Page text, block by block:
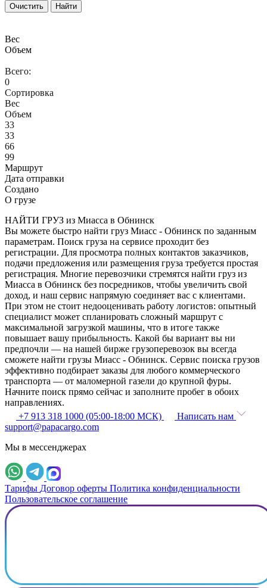
Очистить Найти
Вес
Объем
Всего:
0
Сортировка
Вес
Объем
33
33
66
99
Маршрут
Дата отправки
Создано
О грузе
НАЙТИ ГРУЗ из Миасса в Обнинск
Вы можете быстро найти груз Миасс - Обнинск по заданным
параметрам. Поиск груза на сервисе проходит без
регистрации. Для просмотра полных контактов заказчиков,
подачи предложения или размещения груза требуется простая
регистрация. Многие перевозчики стремятся найти груз из
Миасса в Обнинск без посредников, чтобы увеличить свой
доход, и наш сервис напрямую соединяет вас с клиентами.
При этом не стоит недооценивать работу логистов: опытный
специалист может спланировать сложный маршрут с
максимальной загрузкой машины, что в итоге также
повышает вашу прибыльность. Какой бы вариант вы ни
предпочли — на нашей бирже грузоперевозок вы всегда
сможете найти грузы Миасс - Обнинск. Сервис поиска грузов
эффективно подбирает заказы для любого коммерческого
транспорта — от маломерной газели до крупной фуры.
Начните поиск прямо сейчас и заполните пробег в обоих
направлениях.
+7 913 318 1000 (05:00-18:00 МСК)
Написать нам
support@papacargo.com
Мы в мессенджерах
Тарифы Договор оферты Политика конфиденциальности
Пользовательское соглашение